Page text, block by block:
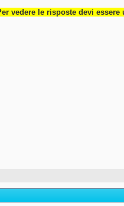
vedere le risposte devi